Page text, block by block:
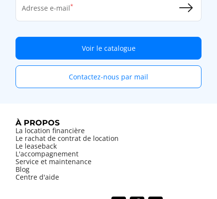
Adresse e-mail
Voir le catalogue
Contactez-nous par mail
À PROPOS
La location financière
Le rachat de contrat de location
Le leaseback
L'accompagnement
Service et maintenance
Blog
Centre d'aide